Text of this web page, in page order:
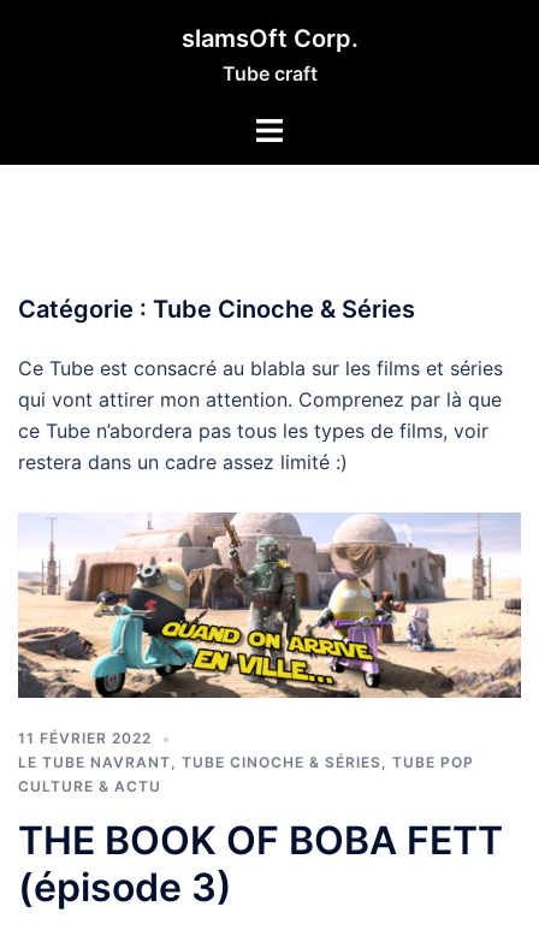
slamsOft Corp.
Tube craft
Catégorie : Tube Cinoche & Séries
Ce Tube est consacré au blabla sur les films et séries
qui vont attirer mon attention. Comprenez par là que
ce Tube n’abordera pas tous les types de films, voir
restera dans un cadre assez limité :)
11 FÉVRIER 2022
LE TUBE NAVRANT, TUBE CINOCHE & SÉRIES, TUBE POP
CULTURE & ACTU
THE BOOK OF BOBA FETT
(épisode 3)